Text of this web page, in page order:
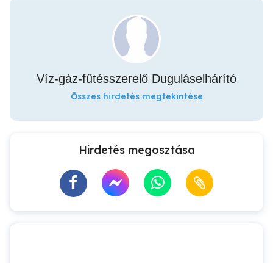
Víz-gáz-fűtésszerelő Duguláselhárító
Összes hirdetés megtekintése
Hirdetés megosztása